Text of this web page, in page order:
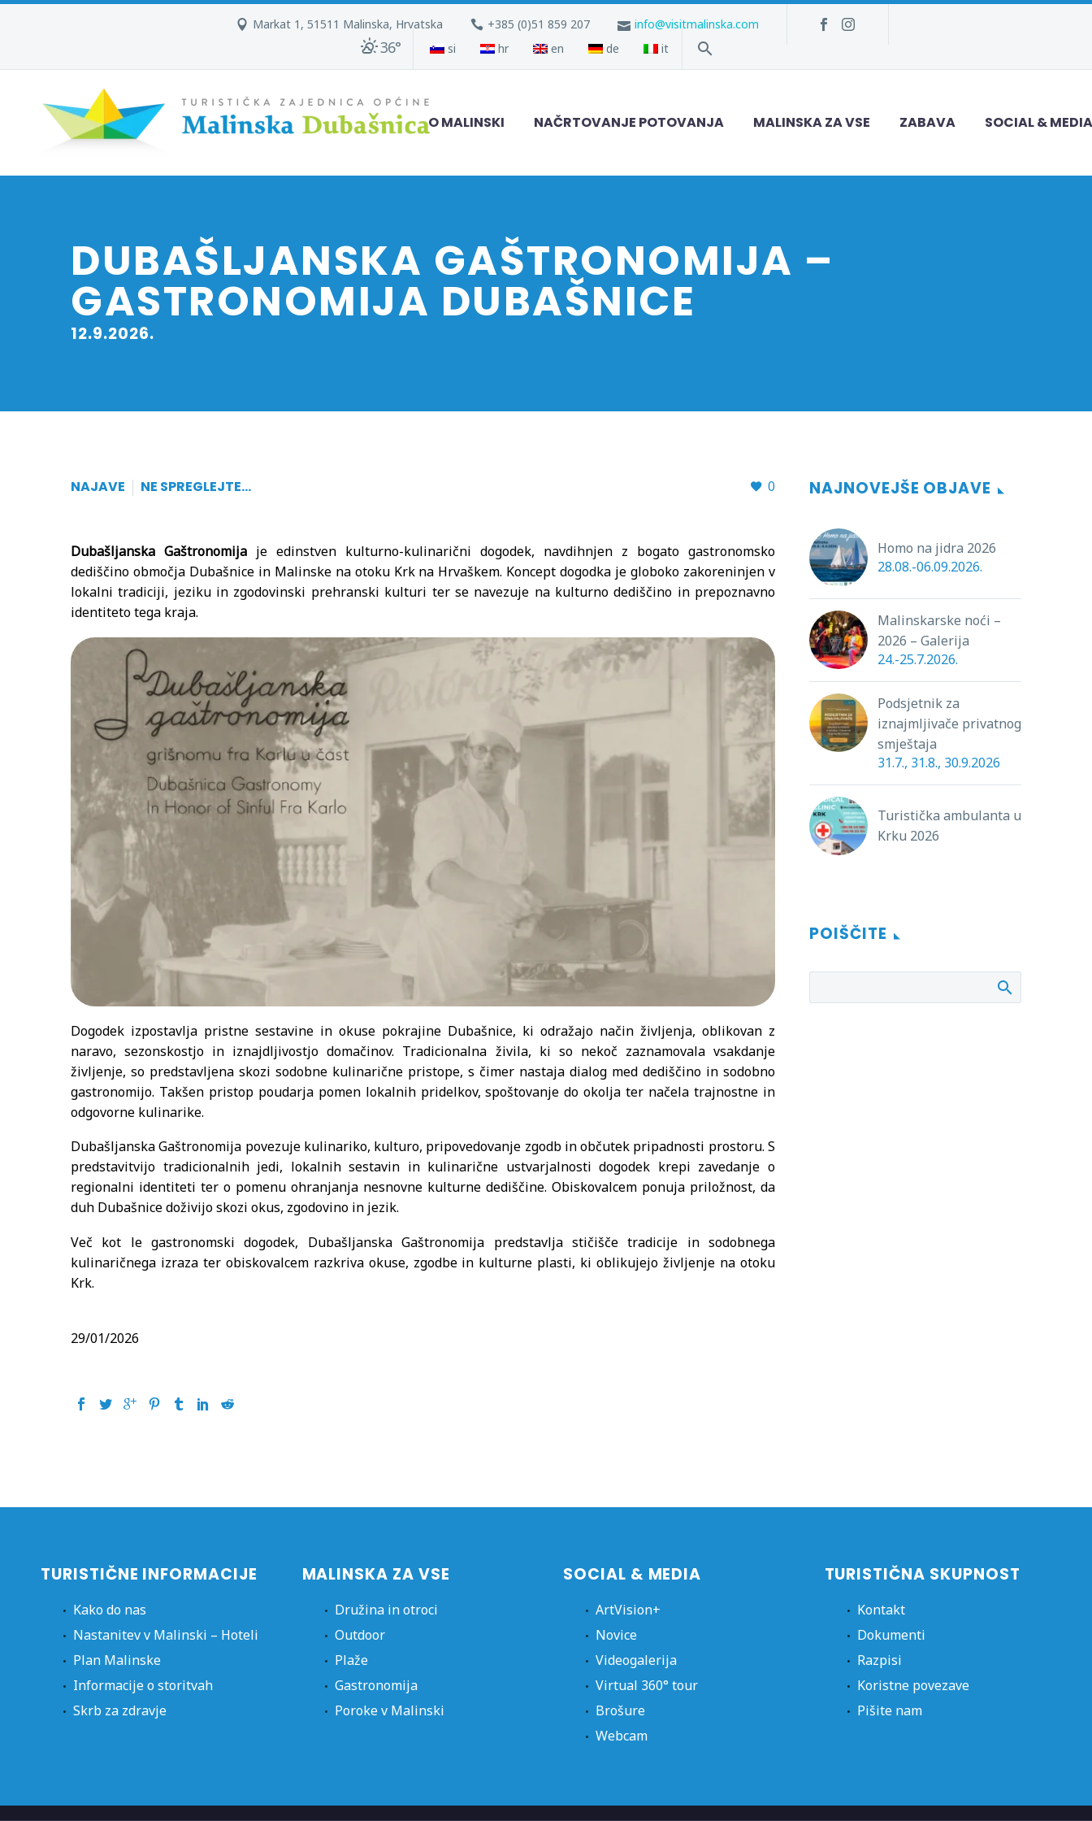
Markat 1, 51511 Malinska, Hrvatska +385 (0)51 859 207 info@visitmalinska.com
36° si hr en de it
O MALINSKI NAČRTOVANJE POTOVANJA MALINSKA ZA VSE ZABAVA SOCIAL & MEDIA
DUBAŠLJANSKA GAŠTRONOMIJA –
GASTRONOMIJA DUBAŠNICE
12.9.2026.
0
NAJAVE NE SPREGLEJTE…
Dubašljanska Gaštronomija je edinstven kulturno-kulinarični dogodek, navdihnjen z bogato gastronomsko
dediščino območja Dubašnice in Malinske na otoku Krk na Hrvaškem. Koncept dogodka je globoko zakoreninjen v
lokalni tradiciji, jeziku in zgodovinski prehranski kulturi ter se navezuje na kulturno dediščino in prepoznavno
identiteto tega kraja.
Dogodek izpostavlja pristne sestavine in okuse pokrajine Dubašnice, ki odražajo način življenja, oblikovan z
naravo, sezonskostjo in iznajdljivostjo domačinov. Tradicionalna živila, ki so nekoč zaznamovala vsakdanje
življenje, so predstavljena skozi sodobne kulinarične pristope, s čimer nastaja dialog med dediščino in sodobno
gastronomijo. Takšen pristop poudarja pomen lokalnih pridelkov, spoštovanje do okolja ter načela trajnostne in
odgovorne kulinarike.
Dubašljanska Gaštronomija povezuje kulinariko, kulturo, pripovedovanje zgodb in občutek pripadnosti prostoru. S
predstavitvijo tradicionalnih jedi, lokalnih sestavin in kulinarične ustvarjalnosti dogodek krepi zavedanje o
regionalni identiteti ter o pomenu ohranjanja nesnovne kulturne dediščine. Obiskovalcem ponuja priložnost, da
duh Dubašnice doživijo skozi okus, zgodovino in jezik.
Več kot le gastronomski dogodek, Dubašljanska Gaštronomija predstavlja stičišče tradicije in sodobnega
kulinaričnega izraza ter obiskovalcem razkriva okuse, zgodbe in kulturne plasti, ki oblikujejo življenje na otoku
Krk.
29/01/2026
NAJNOVEJŠE OBJAVE
Homo na jidra 2026
28.08.-06.09.2026.
Malinskarske noći –
2026 – Galerija
24.-25.7.2026.
Podsjetnik za
iznajmljivače privatnog
smještaja
31.7., 31.8., 30.9.2026
Turistička ambulanta u
Krku 2026
POIŠČITE
TURISTIČNE INFORMACIJE
Kako do nas
Nastanitev v Malinski – Hoteli
Plan Malinske
Informacije o storitvah
Skrb za zdravje
MALINSKA ZA VSE
Družina in otroci
Outdoor
Plaže
Gastronomija
Poroke v Malinski
SOCIAL & MEDIA
ArtVision+
Novice
Videogalerija
Virtual 360° tour
Brošure
Webcam
TURISTIČNA SKUPNOST
Kontakt
Dokumenti
Razpisi
Koristne povezave
Pišite nam